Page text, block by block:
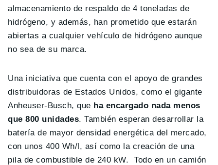
almacenamiento de respaldo de 4 toneladas de
hidrógeno, y además, han prometido que estarán
abiertas a cualquier vehículo de hidrógeno aunque
no sea de su marca.
Una iniciativa que cuenta con el apoyo de grandes
distribuidoras de Estados Unidos, como el gigante
Anheuser-Busch, que ha encargado nada menos
que 800 unidades. También esperan desarrollar la
batería de mayor densidad energética del mercado,
con unos 400 Wh/l, así como la creación de una
pila de combustible de 240 kW. Todo en un camión